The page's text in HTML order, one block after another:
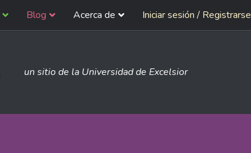
Blog Acerca de Iniciar sesión / Registrarse
un sitio de la Universidad de Excelsior